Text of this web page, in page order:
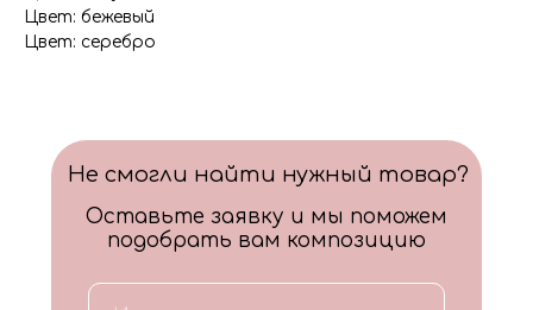
Цвет: бежевый
Цвет: серебро
Не смогли найти нужный товар?
Оставьте заявку и мы поможем
подобрать вам композицию